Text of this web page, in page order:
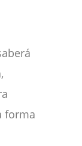
forma